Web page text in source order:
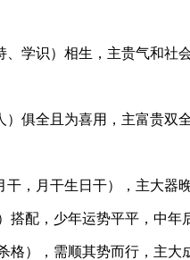
学识）相生，主贵气和社
俱全且为喜用，主富贵双
，月干生日干），主大器
配，少年运势平平，中年
），需顺其势而行，主大